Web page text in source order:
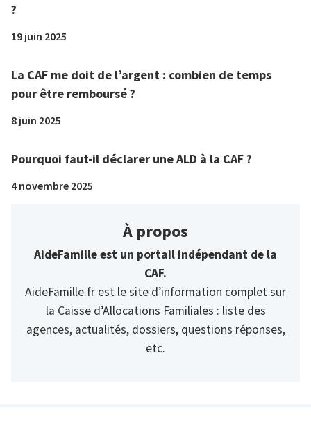
?
19 juin 2025
La CAF me doit de l’argent : combien de temps
pour être remboursé ?
8 juin 2025
Pourquoi faut-il déclarer une ALD à la CAF ?
4 novembre 2025
À propos
AideFamille est un portail indépendant de la
CAF.
AideFamille.fr est le site d’information complet sur
la Caisse d’Allocations Familiales : liste des
agences, actualités, dossiers, questions réponses,
etc.